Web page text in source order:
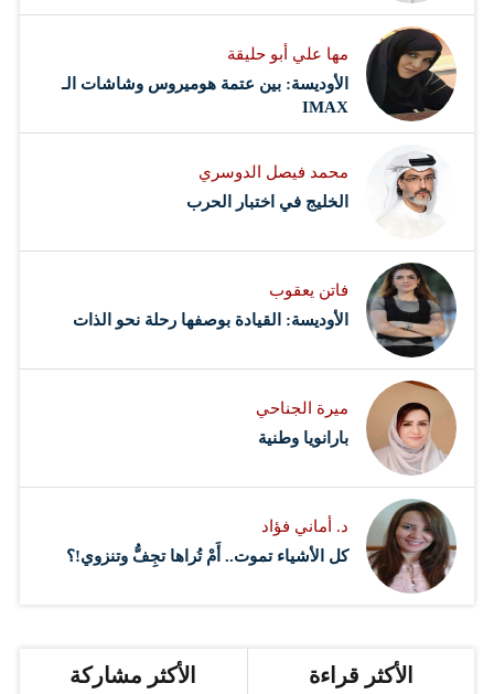
مها علي أبو حليقة
الأوديسة: بين عتمة هوميروس وشاشات الـ
IMAX
محمد فيصل الدوسري ​
‏الخليج في اختبار الحرب
فاتن يعقوب
الأوديسة: القيادة بوصفها رحلة نحو الذات
ميرة الجناحي
بارانويا وطنية
د. أماني فؤاد
كل الأشياء تموت.. أَمْ تُراها تجِفُّ وتنزوي!؟
الأكثر قراءة الأكثر مشاركة